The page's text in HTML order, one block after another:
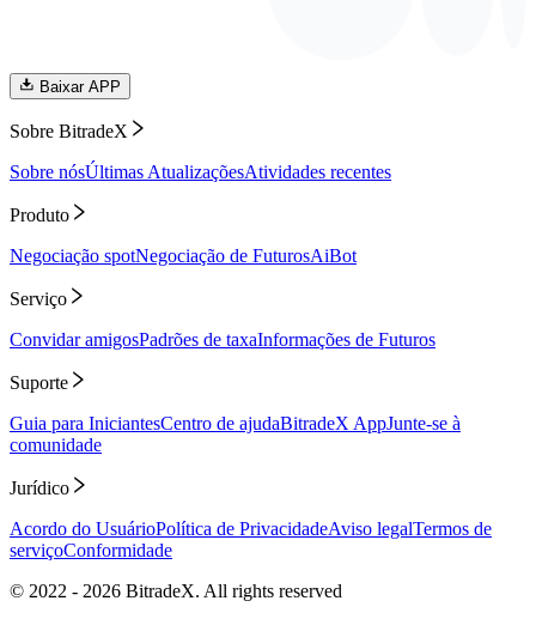
Baixar APP
Sobre BitradeX
Sobre nósÚltimas AtualizaçõesAtividades recentes
Produto
Negociação spotNegociação de FuturosAiBot
Serviço
Convidar amigosPadrões de taxaInformações de Futuros
Suporte
Guia para IniciantesCentro de ajudaBitradeX AppJunte-se à
comunidade
Jurídico
Acordo do UsuárioPolítica de PrivacidadeAviso legalTermos de
serviçoConformidade
© 2022 - 2026 BitradeX. All rights reserved